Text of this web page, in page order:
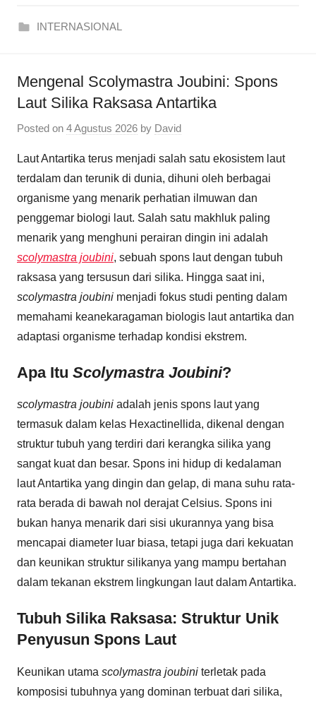
INTERNASIONAL
Mengenal Scolymastra Joubini: Spons
Laut Silika Raksasa Antartika
Posted on 4 Agustus 2026 by David
Laut Antartika terus menjadi salah satu ekosistem laut
terdalam dan terunik di dunia, dihuni oleh berbagai
organisme yang menarik perhatian ilmuwan dan
penggemar biologi laut. Salah satu makhluk paling
menarik yang menghuni perairan dingin ini adalah
scolymastra joubini, sebuah spons laut dengan tubuh
raksasa yang tersusun dari silika. Hingga saat ini,
scolymastra joubini menjadi fokus studi penting dalam
memahami keanekaragaman biologis laut antartika dan
adaptasi organisme terhadap kondisi ekstrem.
Apa Itu Scolymastra Joubini?
scolymastra joubini adalah jenis spons laut yang
termasuk dalam kelas Hexactinellida, dikenal dengan
struktur tubuh yang terdiri dari kerangka silika yang
sangat kuat dan besar. Spons ini hidup di kedalaman
laut Antartika yang dingin dan gelap, di mana suhu rata-
rata berada di bawah nol derajat Celsius. Spons ini
bukan hanya menarik dari sisi ukurannya yang bisa
mencapai diameter luar biasa, tetapi juga dari kekuatan
dan keunikan struktur silikanya yang mampu bertahan
dalam tekanan ekstrem lingkungan laut dalam Antartika.
Tubuh Silika Raksasa: Struktur Unik
Penyusun Spons Laut
Keunikan utama scolymastra joubini terletak pada
komposisi tubuhnya yang dominan terbuat dari silika,